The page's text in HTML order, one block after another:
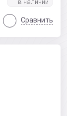
Сравнить